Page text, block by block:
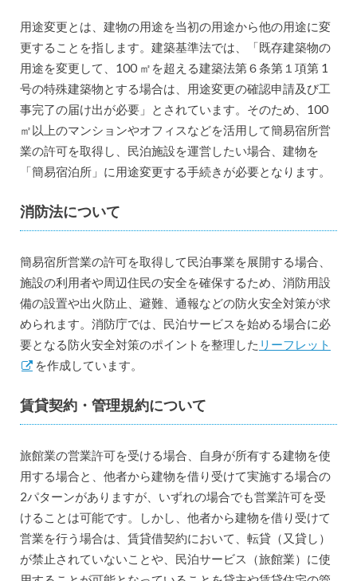
用途変更とは、建物の用途を当初の用途から他の用途に変
更することを指します。建築基準法では、「既存建築物の
用途を変更して、100 ㎡を超える建築法第６条第１項第 1
号の特殊建築物とする場合は、用途変更の確認申請及び工
事完了の届け出が必要」とされています。そのため、100
㎡以上のマンションやオフィスなどを活用して簡易宿所営
業の許可を取得し、民泊施設を運営したい場合、建物を
「簡易宿泊所」に用途変更する手続きが必要となります。
消防法について
簡易宿所営業の許可を取得して民泊事業を展開する場合、
施設の利用者や周辺住民の安全を確保するため、消防用設
備の設置や出火防止、避難、通報などの防火安全対策が求
められます。消防庁では、民泊サービスを始める場合に必
要となる防火安全対策のポイントを整理した リーフレット
を作成しています。
賃貸契約・管理規約について
旅館業の営業許可を受ける場合、自身が所有する建物を使
用する場合と、他者から建物を借り受けて実施する場合の
2パターンがありますが、いずれの場合でも営業許可を受
けることは可能です。しかし、他者から建物を借り受けて
営業を行う場合は、賃貸借契約において、転貸（又貸し）
が禁止されていないことや、民泊サービス（旅館業）に使